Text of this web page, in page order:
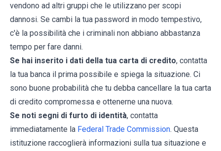
vendono ad altri gruppi che le utilizzano per scopi
dannosi. Se cambi la tua password in modo tempestivo,
c'è la possibilità che i criminali non abbiano abbastanza
tempo per fare danni.
Se hai inserito i dati della tua carta di credito, contatta
la tua banca il prima possibile e spiega la situazione. Ci
sono buone probabilità che tu debba cancellare la tua carta
di credito compromessa e ottenerne una nuova.
Se noti segni di furto di identità, contatta
immediatamente la Federal Trade Commission. Questa
istituzione raccoglierà informazioni sulla tua situazione e